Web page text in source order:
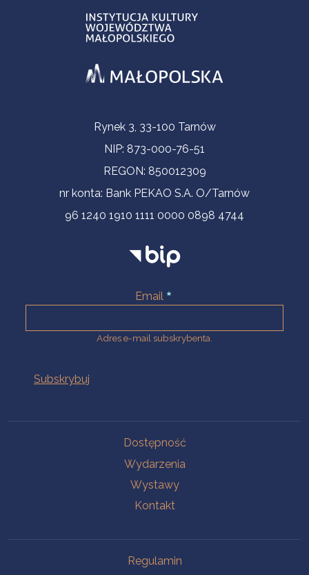
Informacje kontaktoweRynek 3, 33-100 Tarnów
NIP: 873-000-76-51
REGON: 850012309
nr konta: Bank PEKAO S.A. O/Tarnów
96 1240 1910 1111 0000 0898 4744
Email
Adres e-mail subskrybenta.
Dostępność
Wydarzenia
Wystawy
Kontakt
Regulamin